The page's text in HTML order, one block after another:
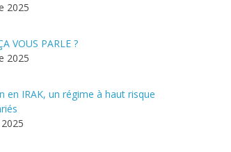
2025
VOUS PARLE ?
2025
en IRAK, un régime à haut risque